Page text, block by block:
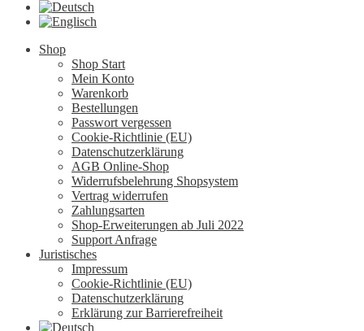
Shop
Shop Start
Mein Konto
Warenkorb
Bestellungen
Passwort vergessen
Cookie-Richtlinie (EU)
Datenschutzerklärung
AGB Online-Shop
Widerrufsbelehrung Shopsystem
Vertrag widerrufen
Zahlungsarten
Shop-Erweiterungen ab Juli 2022
Support Anfrage
Juristisches
Impressum
Cookie-Richtlinie (EU)
Datenschutzerklärung
Erklärung zur Barrierefreiheit